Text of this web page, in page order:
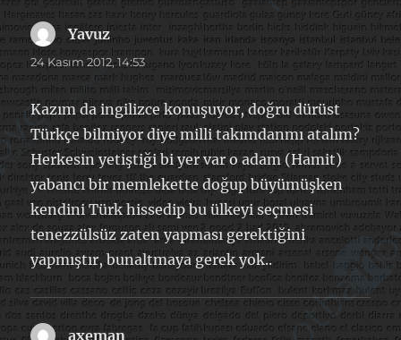
Yavuzdedi
ki:
24 Kasım 2012, 14:53
Kazım da ingilizce konuşuyor, doğru dürüst
Türkçe bilmiyor diye milli takımdanmı atalım?
Herkesin yetiştiği bi yer var o adam (Hamit)
yabancı bir memlekette doğup büyümüşken
kendini Türk hissedip bu ülkeyi seçmesi
tenezzülsüz zaten yapması gerektiğini
yapmıştır, bunaltmaya gerek yok..
axeman dedi